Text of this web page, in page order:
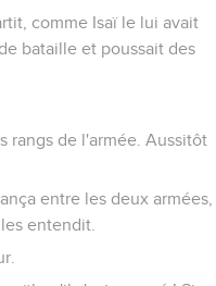
comme Isaï le lui avait
bataille et poussait des
rangs de l'armée. Aussitôt
entre les deux armées,
entendit.